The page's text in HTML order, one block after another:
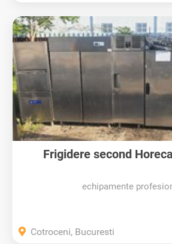
Frigidere second
echipamente
Cotroceni, Bucuresti